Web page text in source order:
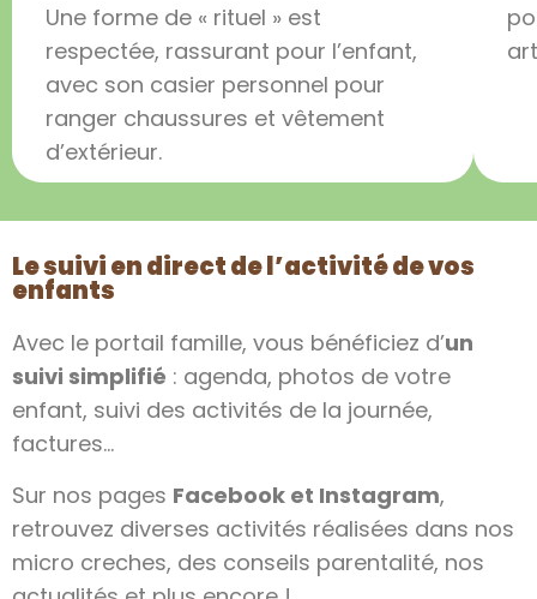
Une forme de « rituel » est
respectée, rassurant pour l’enfant,
avec son casier personnel pour
ranger chaussures et vêtement
d’extérieur.
Le suivi en direct de l’activité de vos
enfants
Avec le portail famille, vous bénéficiez d’un
suivi simplifié : agenda, photos de votre
enfant, suivi des activités de la journée,
factures…
Sur nos pages Facebook et Instagram,
retrouvez diverses activités réalisées dans nos
micro creches, des conseils parentalité, nos